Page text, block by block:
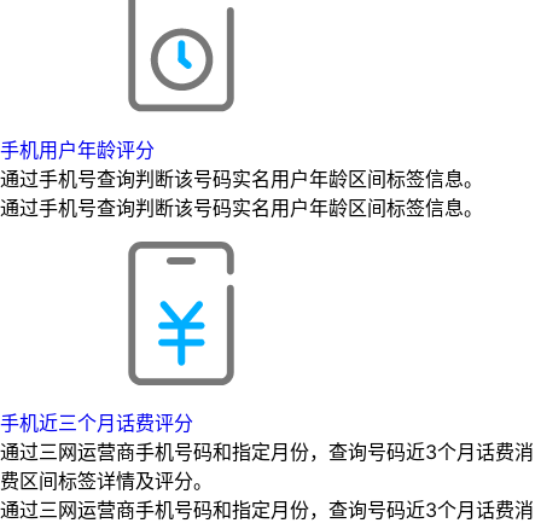
手机用户年龄评分
通过手机号查询判断该号码实名用户年龄区间标签信息。
通过手机号查询判断该号码实名用户年龄区间标签信息。
手机近三个月话费评分
通过三网运营商手机号码和指定月份，查询号码近3个月话费消
费区间标签详情及评分。
通过三网运营商手机号码和指定月份，查询号码近3个月话费消